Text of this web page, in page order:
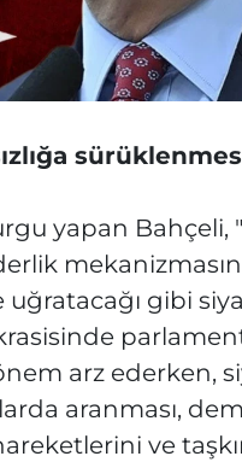
yapan Bahçeli,
gibi
arz ederken,
aranması,
ve